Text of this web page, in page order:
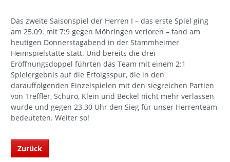
Das zweite Saisonspiel der Herren I – das erste Spiel ging
am 25.09. mit 7:9 gegen Möhringen verloren – fand am
heutigen Donnerstagabend in der Stammheimer
Heimspielstätte statt. Und bereits die drei
Eröffnungsdoppel führten das Team mit einem 2:1
Spielergebnis auf die Erfolgsspur, die in den
darauffolgenden Einzelspielen mit den siegreichen Partien
von Treffler, Schüro, Klein und Beckel nicht mehr verlassen
wurde und gegen 23.30 Uhr den Sieg für unser Herrenteam
bedeuteten. Weiter so!
Zurück